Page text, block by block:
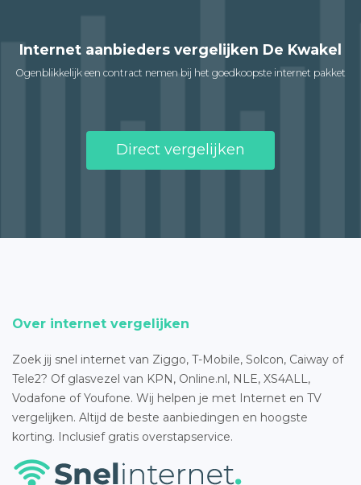
Internet aanbieders vergelijken De Kwakel
Ogenblikkelijk een contract nemen bij het goedkoopste internet pakket
Direct vergelijken
Over internet vergelijken
Zoek jij snel internet van Ziggo, T-Mobile, Solcon, Caiway of
Tele2? Of glasvezel van KPN, Online.nl, NLE, XS4ALL,
Vodafone of Youfone. Wij helpen je met Internet en TV
vergelijken. Altijd de beste aanbiedingen en hoogste
korting. Inclusief gratis overstapservice.